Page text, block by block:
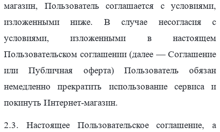
магазин, Пользователь соглашается с условиями,
изложенными ниже. В случае несогласия с
условиями, изложенными в настоящем
Пользовательском соглашении (далее — Соглашение
или Публичная оферта) Пользователь обязан
немедленно прекратить использование сервиса и
покинуть Интернет-магазин.
2.3. Настоящее Пользовательское соглашение, а